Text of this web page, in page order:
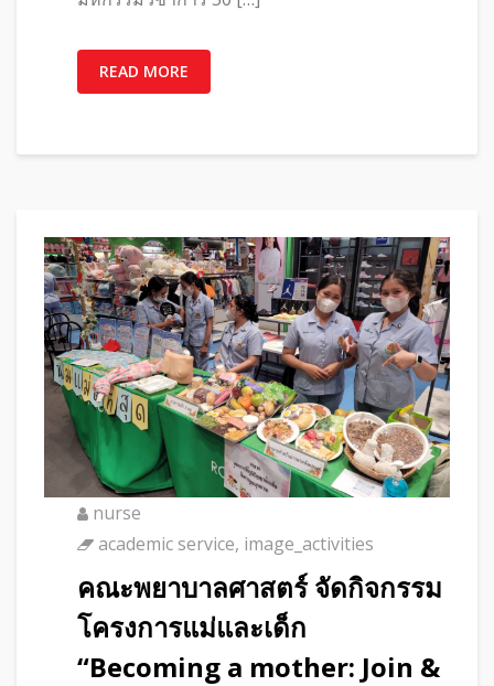
READ MORE
nurse
academic service, image_activities
คณะพยาบาลศาสตร์ จัดกิจกรรม
โครงการแม่และเด็ก
“Becoming a mother: Join &